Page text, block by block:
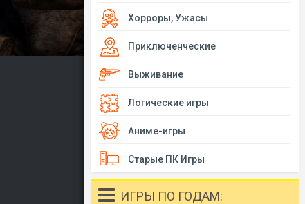
Хорроры, Ужасы
Приключенческие
Выживание
Логические игры
Аниме-игры
Старые ПК Игры
ИГРЫ ПО ГОДАМ: